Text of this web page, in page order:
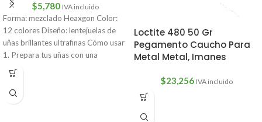
$5,780 IVA incluido
Forma: mezclado Heaxgon Color:
12 colores Diseño: lentejuelas de
uñas brillantes ultrafinas Cómo usar
1. Prepara tus uñas con una
Loctite 480 50 Gr
Pegamento Caucho Para
Metal Metal, Imanes
$23,256 IVA incluido